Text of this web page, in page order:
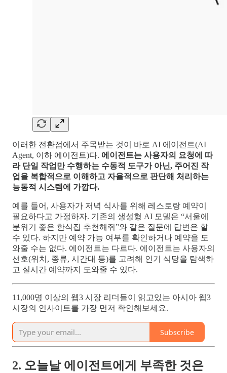
이러한 전환점에서 주목받는 것이 바로 AI 에이전트(AI
Agent, 이하 에이전트)다. 에이전트는 사용자의 요청에 따
라 단일 작업만 수행하는 수동적 도구가 아닌, 주어진 작
업을 복합적으로 이해하고 자율적으로 판단해 처리하는
능동적 시스템에 가깝다.
예를 들어, 사용자가 저녁 식사를 위해 레스토랑 예약이
필요하다고 가정하자. 기존의 생성형 AI 모델은 “서울에
분위기 좋은 한식집 추천해줘”와 같은 질문에 답변은 할
수 있다. 하지만 예약 가능 여부를 확인하거나 예약을 도
와줄 수는 없다. 에이전트는 다르다. 에이전트는 사용자의
선호(위치, 종류, 시간대 등)를 고려해 인기 식당을 탐색하
고 실시간 예약까지 도와줄 수 있다.
11,000명 이상의 웹3 시장 리더들이 읽고있는 아시아 웹3
시장의 인사이트를 가장 먼저 확인해보세요.
Subscribe
2. 오늘날 에이전트에게 부족한 것은